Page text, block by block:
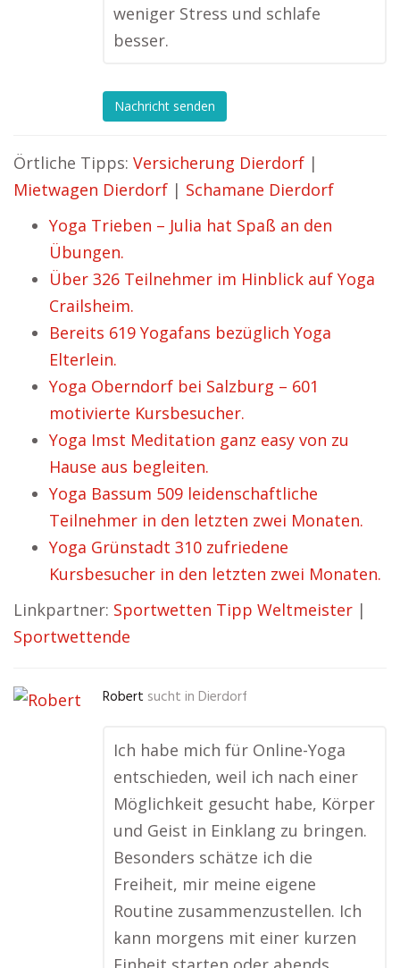
weniger Stress und schlafe
besser.
Nachricht senden
Örtliche Tipps: Versicherung Dierdorf |
Mietwagen Dierdorf | Schamane Dierdorf
Yoga Trieben – Julia hat Spaß an den
Übungen.
Über 326 Teilnehmer im Hinblick auf Yoga
Crailsheim.
Bereits 619 Yogafans bezüglich Yoga
Elterlein.
Yoga Oberndorf bei Salzburg – 601
motivierte Kursbesucher.
Yoga Imst Meditation ganz easy von zu
Hause aus begleiten.
Yoga Bassum 509 leidenschaftliche
Teilnehmer in den letzten zwei Monaten.
Yoga Grünstadt 310 zufriedene
Kursbesucher in den letzten zwei Monaten.
Linkpartner: Sportwetten Tipp Weltmeister |
Sportwettende
Robert sucht in Dierdorf
Ich habe mich für Online-Yoga
entschieden, weil ich nach einer
Möglichkeit gesucht habe, Körper
und Geist in Einklang zu bringen.
Besonders schätze ich die
Freiheit, mir meine eigene
Routine zusammenzustellen. Ich
kann morgens mit einer kurzen